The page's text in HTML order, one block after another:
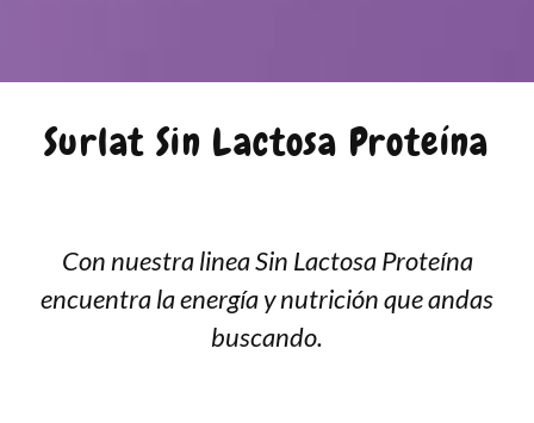
Surlat Sin Lactosa Proteína
Con nuestra linea Sin Lactosa Proteína
encuentra la energía y nutrición que andas